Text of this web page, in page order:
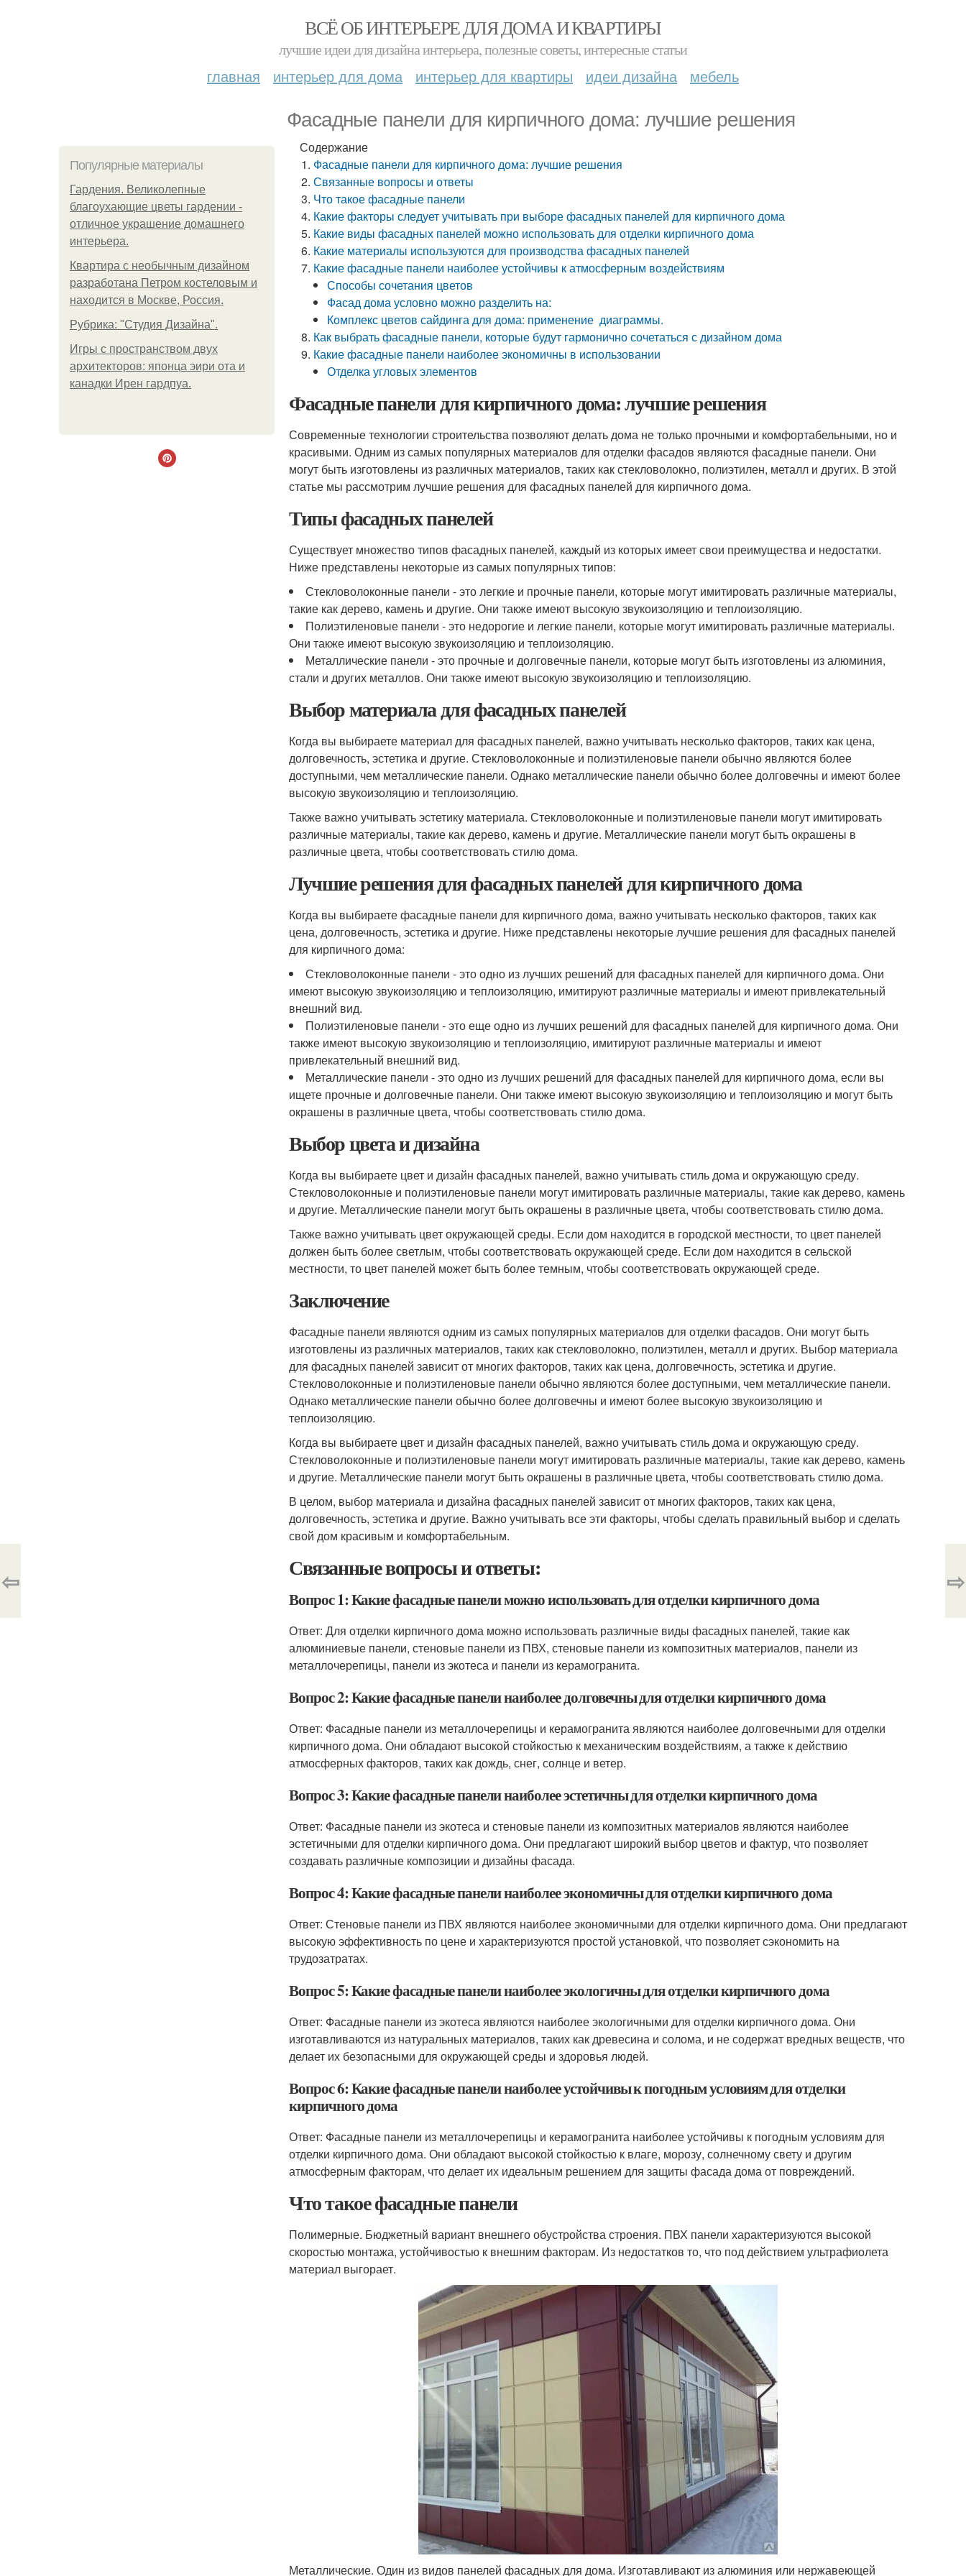
ВСЁ ОБ ИНТЕРЬЕРЕ ДЛЯ ДОМА И КВАРТИРЫ
лучшие идеи для дизайна интерьера, полезные советы, интересные статьи
главная интерьер для дома интерьер для квартиры идеи дизайна мебель
Фасадные панели для кирпичного дома: лучшие решения
Популярные материалы
Гардения. Великолепные
благоухающие цветы гардении -
отличное украшение домашнего
интерьера.
Квартира с необычным дизайном
разработана Петром костеловым и
находится в Москве, Россия.
Рубрика: "Студия Дизайна".
Игры с пространством двух
архитекторов: японца эири ота и
канадки Ирен гардпуа.
Содержание
Фасадные панели для кирпичного дома: лучшие решения
Связанные вопросы и ответы
Что такое фасадные панели
Какие факторы следует учитывать при выборе фасадных панелей для кирпичного дома
Какие виды фасадных панелей можно использовать для отделки кирпичного дома
Какие материалы используются для производства фасадных панелей
Какие фасадные панели наиболее устойчивы к атмосферным воздействиям
Способы сочетания цветов
Фасад дома условно можно разделить на:
Комплекс цветов сайдинга для дома: применение диаграммы.
Как выбрать фасадные панели, которые будут гармонично сочетаться с дизайном дома
Какие фасадные панели наиболее экономичны в использовании
Отделка угловых элементов
Фасадные панели для кирпичного дома: лучшие решения
Современные технологии строительства позволяют делать дома не только прочными и комфортабельными, но и
красивыми. Одним из самых популярных материалов для отделки фасадов являются фасадные панели. Они
могут быть изготовлены из различных материалов, таких как стекловолокно, полиэтилен, металл и других. В этой
статье мы рассмотрим лучшие решения для фасадных панелей для кирпичного дома.
Типы фасадных панелей
Существует множество типов фасадных панелей, каждый из которых имеет свои преимущества и недостатки.
Ниже представлены некоторые из самых популярных типов:
Стекловолоконные панели - это легкие и прочные панели, которые могут имитировать различные материалы,
такие как дерево, камень и другие. Они также имеют высокую звукоизоляцию и теплоизоляцию.
Полиэтиленовые панели - это недорогие и легкие панели, которые могут имитировать различные материалы.
Они также имеют высокую звукоизоляцию и теплоизоляцию.
Металлические панели - это прочные и долговечные панели, которые могут быть изготовлены из алюминия,
стали и других металлов. Они также имеют высокую звукоизоляцию и теплоизоляцию.
Выбор материала для фасадных панелей
Когда вы выбираете материал для фасадных панелей, важно учитывать несколько факторов, таких как цена,
долговечность, эстетика и другие. Стекловолоконные и полиэтиленовые панели обычно являются более
доступными, чем металлические панели. Однако металлические панели обычно более долговечны и имеют более
высокую звукоизоляцию и теплоизоляцию.
Также важно учитывать эстетику материала. Стекловолоконные и полиэтиленовые панели могут имитировать
различные материалы, такие как дерево, камень и другие. Металлические панели могут быть окрашены в
различные цвета, чтобы соответствовать стилю дома.
Лучшие решения для фасадных панелей для кирпичного дома
Когда вы выбираете фасадные панели для кирпичного дома, важно учитывать несколько факторов, таких как
цена, долговечность, эстетика и другие. Ниже представлены некоторые лучшие решения для фасадных панелей
для кирпичного дома:
Стекловолоконные панели - это одно из лучших решений для фасадных панелей для кирпичного дома. Они
имеют высокую звукоизоляцию и теплоизоляцию, имитируют различные материалы и имеют привлекательный
внешний вид.
Полиэтиленовые панели - это еще одно из лучших решений для фасадных панелей для кирпичного дома. Они
также имеют высокую звукоизоляцию и теплоизоляцию, имитируют различные материалы и имеют
привлекательный внешний вид.
Металлические панели - это одно из лучших решений для фасадных панелей для кирпичного дома, если вы
ищете прочные и долговечные панели. Они также имеют высокую звукоизоляцию и теплоизоляцию и могут быть
окрашены в различные цвета, чтобы соответствовать стилю дома.
Выбор цвета и дизайна
Когда вы выбираете цвет и дизайн фасадных панелей, важно учитывать стиль дома и окружающую среду.
Стекловолоконные и полиэтиленовые панели могут имитировать различные материалы, такие как дерево, камень
и другие. Металлические панели могут быть окрашены в различные цвета, чтобы соответствовать стилю дома.
Также важно учитывать цвет окружающей среды. Если дом находится в городской местности, то цвет панелей
должен быть более светлым, чтобы соответствовать окружающей среде. Если дом находится в сельской
местности, то цвет панелей может быть более темным, чтобы соответствовать окружающей среде.
Заключение
Фасадные панели являются одним из самых популярных материалов для отделки фасадов. Они могут быть
изготовлены из различных материалов, таких как стекловолокно, полиэтилен, металл и других. Выбор материала
для фасадных панелей зависит от многих факторов, таких как цена, долговечность, эстетика и другие.
Стекловолоконные и полиэтиленовые панели обычно являются более доступными, чем металлические панели.
Однако металлические панели обычно более долговечны и имеют более высокую звукоизоляцию и
теплоизоляцию.
Когда вы выбираете цвет и дизайн фасадных панелей, важно учитывать стиль дома и окружающую среду.
Стекловолоконные и полиэтиленовые панели могут имитировать различные материалы, такие как дерево, камень
и другие. Металлические панели могут быть окрашены в различные цвета, чтобы соответствовать стилю дома.
В целом, выбор материала и дизайна фасадных панелей зависит от многих факторов, таких как цена,
долговечность, эстетика и другие. Важно учитывать все эти факторы, чтобы сделать правильный выбор и сделать
свой дом красивым и комфортабельным.
Связанные вопросы и ответы:
Вопрос 1: Какие фасадные панели можно использовать для отделки кирпичного дома
Ответ: Для отделки кирпичного дома можно использовать различные виды фасадных панелей, такие как
алюминиевые панели, стеновые панели из ПВХ, стеновые панели из композитных материалов, панели из
металлочерепицы, панели из экотеса и панели из керамогранита.
Вопрос 2: Какие фасадные панели наиболее долговечны для отделки кирпичного дома
Ответ: Фасадные панели из металлочерепицы и керамогранита являются наиболее долговечными для отделки
кирпичного дома. Они обладают высокой стойкостью к механическим воздействиям, а также к действию
атмосферных факторов, таких как дождь, снег, солнце и ветер.
Вопрос 3: Какие фасадные панели наиболее эстетичны для отделки кирпичного дома
Ответ: Фасадные панели из экотеса и стеновые панели из композитных материалов являются наиболее
эстетичными для отделки кирпичного дома. Они предлагают широкий выбор цветов и фактур, что позволяет
создавать различные композиции и дизайны фасада.
Вопрос 4: Какие фасадные панели наиболее экономичны для отделки кирпичного дома
Ответ: Стеновые панели из ПВХ являются наиболее экономичными для отделки кирпичного дома. Они предлагают
высокую эффективность по цене и характеризуются простой установкой, что позволяет сэкономить на
трудозатратах.
Вопрос 5: Какие фасадные панели наиболее экологичны для отделки кирпичного дома
Ответ: Фасадные панели из экотеса являются наиболее экологичными для отделки кирпичного дома. Они
изготавливаются из натуральных материалов, таких как древесина и солома, и не содержат вредных веществ, что
делает их безопасными для окружающей среды и здоровья людей.
Вопрос 6: Какие фасадные панели наиболее устойчивы к погодным условиям для отделки
кирпичного дома
Ответ: Фасадные панели из металлочерепицы и керамогранита наиболее устойчивы к погодным условиям для
отделки кирпичного дома. Они обладают высокой стойкостью к влаге, морозу, солнечному свету и другим
атмосферным факторам, что делает их идеальным решением для защиты фасада дома от повреждений.
Что такое фасадные панели
Полимерные. Бюджетный вариант внешнего обустройства строения. ПВХ панели характеризуются высокой
скоростью монтажа, устойчивостью к внешним факторам. Из недостатков то, что под действием ультрафиолета
материал выгорает.
Металлические. Один из видов панелей фасадных для дома. Изготавливают из алюминия или нержавеющей
⇦ ⇨